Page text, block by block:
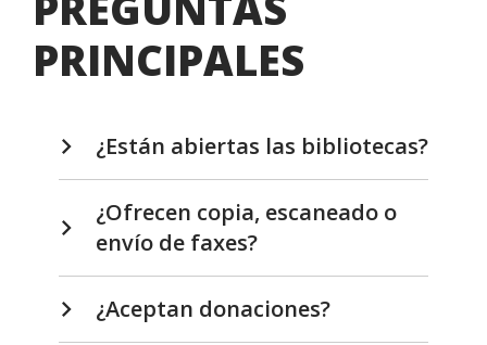
PRINCIPALES
¿Están abiertas las bibliotecas?
¿Ofrecen copia, escaneado o
envío de faxes?
¿Aceptan donaciones?